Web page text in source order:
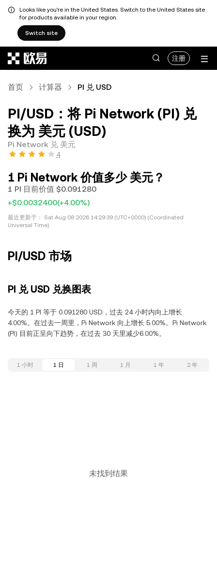
Looks like you're in the United States. Switch to the United States site
for products available in your region.
Switch site
注册
首页 计算器 PI 兑 USD
PI/USD：将 Pi Network (PI) 兑
换为 美元 (USD)
Pi Network 兑 美元
4
1 Pi Network 价值多少 美元？
1 PI 目前价值 $0.091280
+$0.0032400(+4.00%)
最近更新于：
Sat Aug 08 2026 14:29:39 (UTC+0000) (Coordinated
Universal Time)
PI/USD 市场
PI 兑 USD 兑换图表
今天的 1 PI 等于 0.091280 USD，过去 24 小时内向上增长
4.00%。在过去一周里，Pi Network 向上增长 5.00%。Pi Network
(PI) 目前正呈向下趋势，在过去 30 天里减少6.00%。
1 小时 1 日 1 周 1 月 1 年 2 年
未找到结果